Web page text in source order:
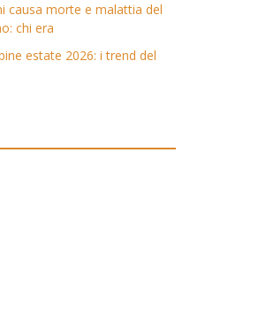
causa morte e malattia del
chi era
estate 2026: i trend del